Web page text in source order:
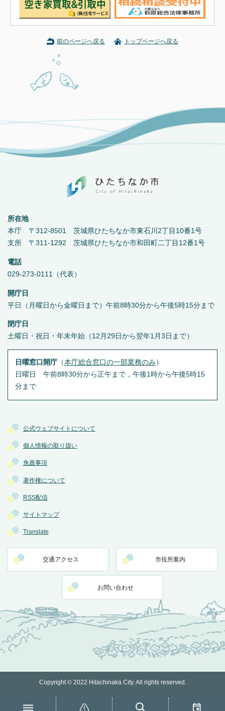
前のページへ戻る トップページへ戻る
公式ウェブサイトについて
個人情報の取り扱い
免責事項
著作権について
RSS配信
サイトマップ
Translate
交通アクセス 市役所案内
お問い合わせ
所在地
本庁 〒312-8501 茨城県ひたちなか市東石川2丁目10番1号
支所 〒311-1292 茨城県ひたちなか市和田町二丁目12番1号
電話
029-273-0111（代表）
開庁日
平日（月曜日から金曜日まで）午前8時30分から午後5時15分まで
閉庁日
土曜日・祝日・年末年始（12月29日から翌年1月3日まで）
日曜窓口開庁（本庁総合窓口の一部業務のみ ）
日曜日 午前8時30分から正午まで，午後1時から午後5時15
分まで
Copyright © 2022 Hitachinaka City. All rights reserved.